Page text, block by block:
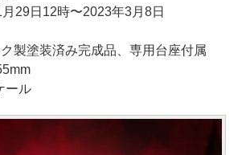
29日12時〜2023年3月8日
製塗装済み完成品、専用台座付属
ール